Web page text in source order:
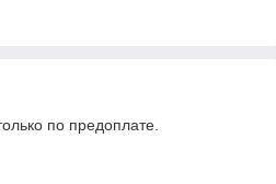
по предоплате.